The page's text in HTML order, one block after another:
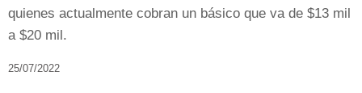
quienes actualmente cobran un básico que va de $13 mil
a $20 mil.
25/07/2022